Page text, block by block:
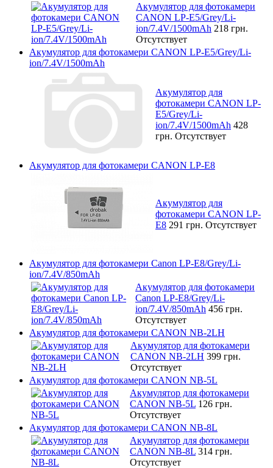
Акумулятор для фотокамери
CANON LP-E5/Grey/Li-
ion/7.4V/1500mAh 218 грн.
Отсутствует
Акумулятор для фотокамери CANON LP-E5/Grey/Li-
ion/7.4V/1500mAh
Акумулятор для
фотокамери CANON LP-
E5/Grey/Li-
ion/7.4V/1500mAh 428
грн. Отсутствует
Акумулятор для фотокамери CANON LP-E8
Акумулятор для
фотокамери CANON LP-
E8 291 грн. Отсутствует
Акумулятор для фотокамери Canon LP-E8/Grey/Li-
ion/7.4V/850mAh
Акумулятор для фотокамери
Canon LP-E8/Grey/Li-
ion/7.4V/850mAh 456 грн.
Отсутствует
Акумулятор для фотокамери CANON NB-2LH
Акумулятор для фотокамери
CANON NB-2LH 399 грн.
Отсутствует
Акумулятор для фотокамери CANON NB-5L
Акумулятор для фотокамери
CANON NB-5L 126 грн.
Отсутствует
Акумулятор для фотокамери CANON NB-8L
Акумулятор для фотокамери
CANON NB-8L 314 грн.
Отсутствует